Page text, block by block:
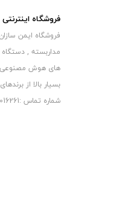
فروشگاه
فروشگاه ایمن
مداربسته ,
های هوش مصنوعی با
بسیار بالا از
شماره تماس :02191016261- 09044654433